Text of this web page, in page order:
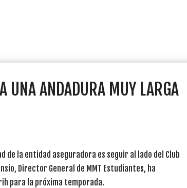
UNA ANDADURA MUY LARGA
de la entidad aseguradora es seguir al lado del Club
Director General de MMT Estudiantes, ha
para la próxima temporada.